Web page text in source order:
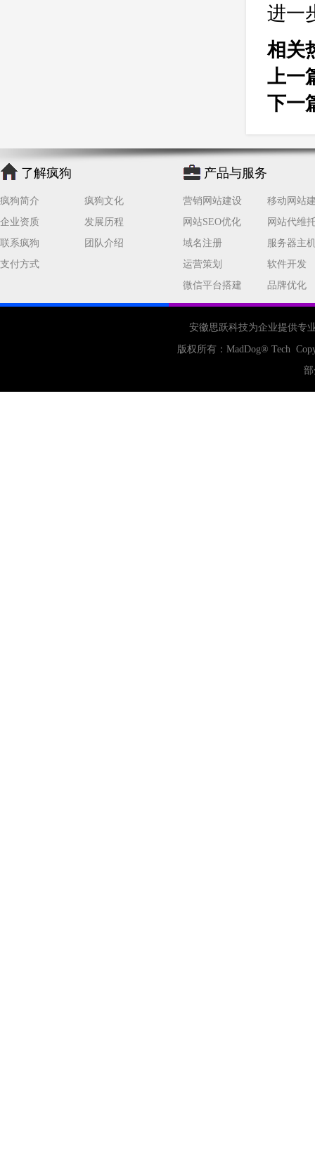
进一
相关
上一
下一
了解疯狗
疯狗简介
疯狗文化
企业资质
发展历程
联系疯狗
团队介绍
支付方式
产品与服务
营销网站建设
移动网站
网站SEO优化
网站代维
域名注册
服务器主
运营策划
软件开发
微信平台搭建
品牌优化
安徽思跃科技为企业提供专
版权所有： MadDog® Tech